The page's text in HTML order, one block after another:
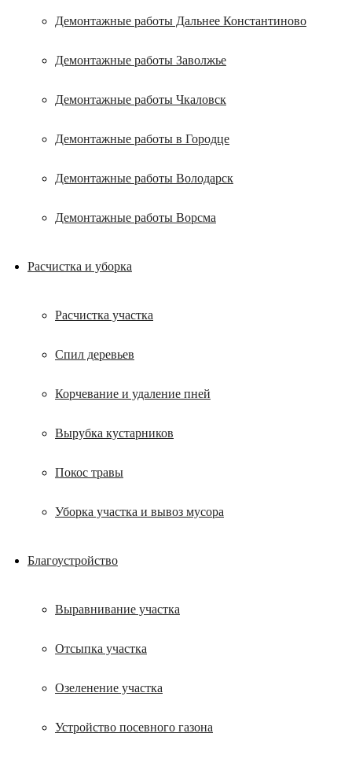
Демонтажные работы Дальнее Константиново
Демонтажные работы Заволжье
Демонтажные работы Чкаловск
Демонтажные работы в Городце
Демонтажные работы Володарск
Демонтажные работы Ворсма
Расчистка и уборка
Расчистка участка
Спил деревьев
Корчевание и удаление пней
Вырубка кустарников
Покос травы
Уборка участка и вывоз мусора
Благоустройство
Выравнивание участка
Отсыпка участка
Озеленение участка
Устройство посевного газона